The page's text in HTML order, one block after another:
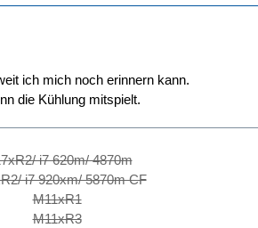
ich mich noch erinnern kann.
die Kühlung mitspielt.
i7 620m/ 4870m
i7 920xm/ 5870m CF
M11xR1
M11xR3